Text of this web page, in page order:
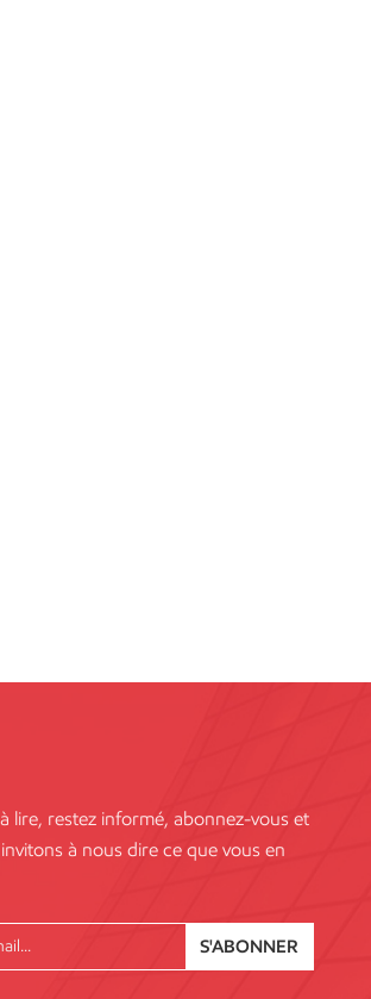
lire, restez informé, abonnez-vous et
à nous dire ce que vous en
S'ABONNER